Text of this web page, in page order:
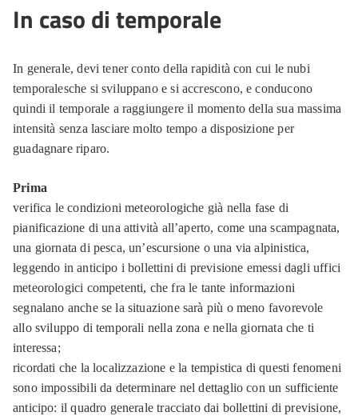
In caso di temporale
In generale, devi tener conto della rapidità con cui le nubi
temporalesche si sviluppano e si accrescono, e conducono
quindi il temporale a raggiungere il momento della sua massima
intensità senza lasciare molto tempo a disposizione per
guadagnare riparo.
Prima
verifica le condizioni meteorologiche già nella fase di
pianificazione di una attività all’aperto, come una scampagnata,
una giornata di pesca, un’escursione o una via alpinistica,
leggendo in anticipo i bollettini di previsione emessi dagli uffici
meteorologici competenti, che fra le tante informazioni
segnalano anche se la situazione sarà più o meno favorevole
allo sviluppo di temporali nella zona e nella giornata che ti
interessa;
ricordati che la localizzazione e la tempistica di questi fenomeni
sono impossibili da determinare nel dettaglio con un sufficiente
anticipo: il quadro generale tracciato dai bollettini di previsione,